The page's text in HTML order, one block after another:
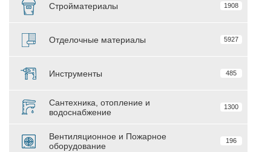
Стройматериалы 1908
Отделочные материалы 5927
Инструменты 485
Сантехника, отопление и
водоснабжение
1300
Вентиляционное и Пожарное
оборудование
196